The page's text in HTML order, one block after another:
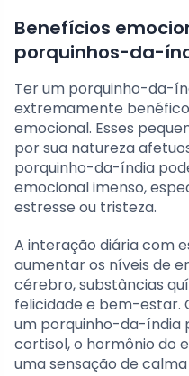
Benefícios
porquinhos-da-
Ter um porquinho-da-
extremamente
emocional. Esses
por sua natureza
porquinho-da-índia
emocional imenso,
estresse ou tristeza.
A interação diária com
aumentar os níveis de
cérebro, substâncias
felicidade e bem-estar.
um porquinho-da-índia
cortisol, o hormônio do
uma sensação de